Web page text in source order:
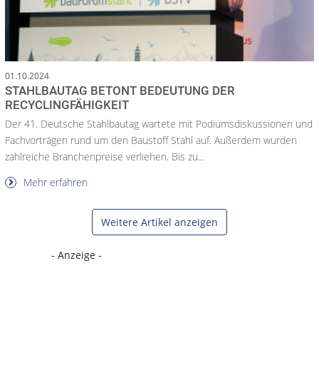
01.10.2024
STAHLBAUTAG BETONT BEDEUTUNG DER
RECYCLINGFÄHIGKEIT
Der 41. Deutsche Stahlbautag wartete mit Podiumsdiskussionen und
Fachvorträgen rund um den Baustoff Stahl auf. Außerdem wurden
zahlreiche Branchenpreise verliehen. Bis zu...
Mehr erfahren
Weitere Artikel anzeigen
- Anzeige -